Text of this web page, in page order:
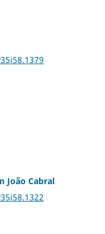
João Cabral